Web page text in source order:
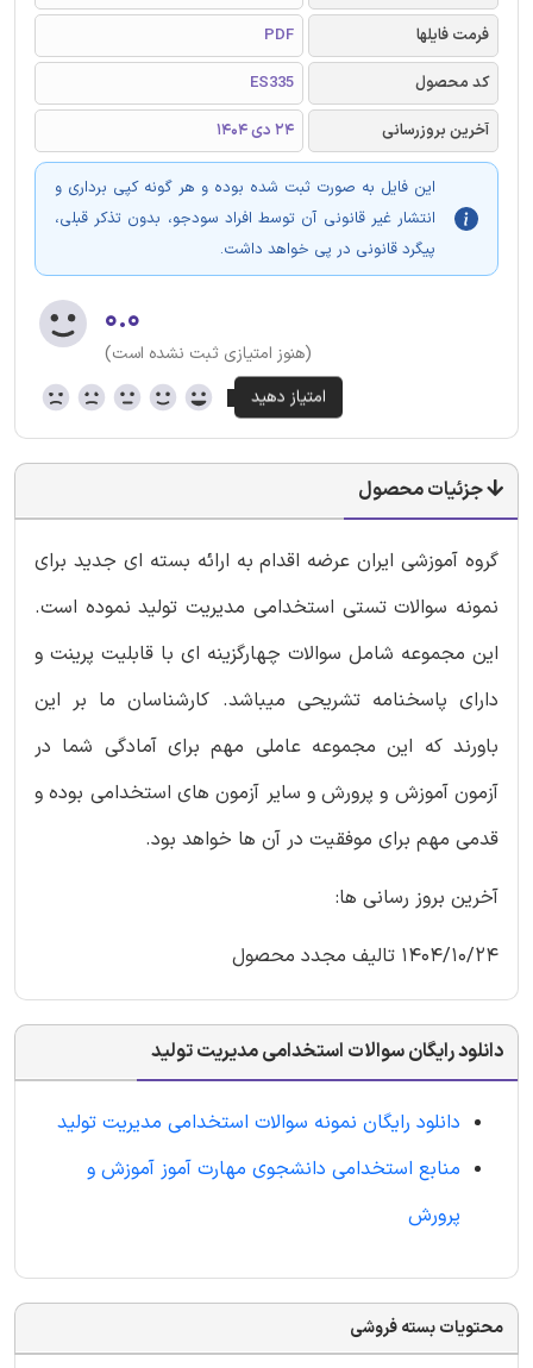
فرمت فایلها
PDF
کد محصول
ES335
آخرین بروزرسانی
24 دی 1404
این فایل به صورت ثبت شده بوده و هر گونه کپی برداری و
انتشار غیر قانونی آن توسط افراد سودجو، بدون تذکر قبلی،
پیگرد قانونی در پی خواهد داشت.
۰.۰
(هنوز امتیازی ثبت نشده است)
جزئیات محصول
گروه آموزشی ایران عرضه اقدام به ارائه بسته ای جدید برای
نمونه سوالات تستی استخدامی مدیریت تولید نموده است.
این مجموعه شامل سوالات چهارگزینه ای با قابلیت پرینت و
دارای پاسخنامه تشریحی میباشد. کارشناسان ما بر این
باورند که این مجموعه عاملی مهم برای آمادگی شما در
آزمون آموزش و پرورش و سایر آزمون های استخدامی بوده و
قدمی مهم برای موفقیت در آن ها خواهد بود.
آخرین بروز رسانی ها:
1404/10/24 تالیف مجدد محصول
دانلود رایگان سوالات استخدامی مدیریت تولید
دانلود رایگان نمونه سوالات استخدامی مدیریت تولید
منابع استخدامی دانشجوی مهارت آموز آموزش و
پرورش
محتویات بسته فروشی